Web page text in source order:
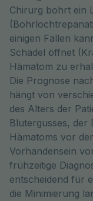
Chirurg bohrt ein
einigen Fällen
Schädel öffnet
Hämatom zu
Die Prognose
hängt von
des Alters der
Blutergusses, der
Hämatoms vor
Vorhandensein
frühzeitige
entscheidend für
die Minimierung